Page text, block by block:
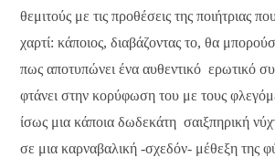
θεμιτούς με τις προθέσεις της ποιήτριας
χαρτί: κάποιος, διαβάζοντας το, θα
πως αποτυπώνει ένα αυθεντικό ερωτικό
φτάνει στην κορύφωση του με τους
ίσως μια κάποια δωδεκάτη σαιξπηρική
σε μια καρναβαλική -σχεδόν- μέθεξη της